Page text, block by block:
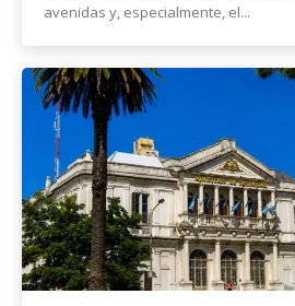
avenidas y, especialmente, el...